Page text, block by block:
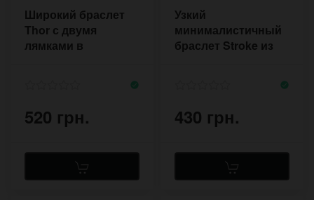
Широкий браслет
Thor с двумя
лямками в
520 грн.
Узкий
минималистичный
браслет Stroke из
430 грн.